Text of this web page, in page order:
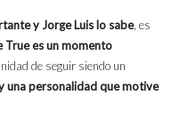
y Jorge Luis lo sabe, es
True es un momento
de seguir siendo un
una personalidad que motive